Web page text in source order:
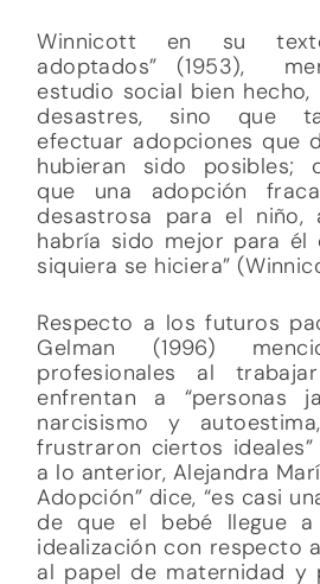
Winnicott en su
adoptados” (1953),
estudio social bien
desastres, sino que
efectuar adopciones que
hubieran sido posibles;
que una adopción
desastrosa para el
habría sido mejor para él
siquiera se hiciera”
Respecto a los futuros
Gelman (1996)
profesionales al
enfrentan a “personas
narcisismo y
frustraron ciertos
a lo anterior, Alejandra
Adopción” dice, “es casi
de que el bebé llegue a
idealización con respecto
al papel de maternidad y